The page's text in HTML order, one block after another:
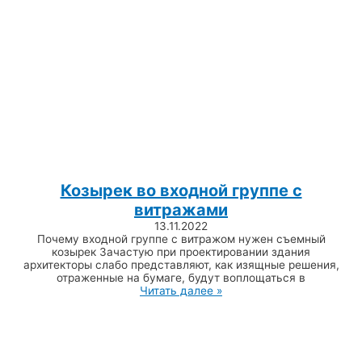
Козырек во входной группе с
витражами
13.11.2022
Почему входной группе с витражом нужен съемный
козырек Зачастую при проектировании здания
архитекторы слабо представляют, как изящные решения,
отраженные на бумаге, будут воплощаться в
Читать далее »